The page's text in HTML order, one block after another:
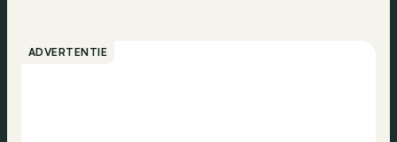
ADVERTENTIE